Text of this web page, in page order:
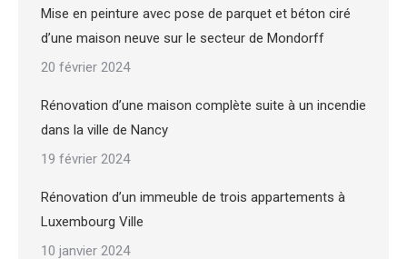
Mise en peinture avec pose de parquet et béton ciré
d’une maison neuve sur le secteur de Mondorff
20 février 2024
Rénovation d’une maison complète suite à un incendie
dans la ville de Nancy
19 février 2024
Rénovation d’un immeuble de trois appartements à
Luxembourg Ville
10 janvier 2024